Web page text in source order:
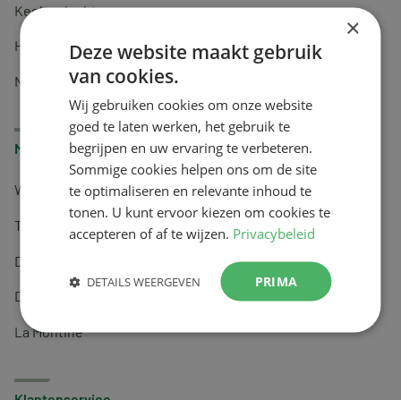
Keel en luchtwegen
Huidverzorging
Nachtrust
Merken
Wapiti
Tai-Ginseng
Dermagíq
Draisma
La Montine
×
Deze website maakt gebruik
van cookies.
Wij gebruiken cookies om onze website
goed te laten werken, het gebruik te
begrijpen en uw ervaring te verbeteren.
Sommige cookies helpen ons om de site
te optimaliseren en relevante inhoud te
tonen. U kunt ervoor kiezen om cookies te
accepteren of af te wijzen. Privacybeleid
PRIMA
DETAILS WEERGEVEN